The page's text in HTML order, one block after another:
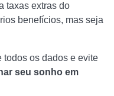
taxas extras do
benefícios, mas seja
todos os dados e evite
seu sonho em